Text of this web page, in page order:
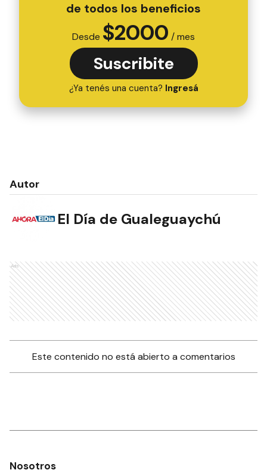
de todos los beneficios
Desde $2000 / mes
Suscribite
¿Ya tenés una cuenta? Ingresá
Autor
El Día de Gualeguaychú
Ads
Este contenido no está abierto a comentarios
Nosotros